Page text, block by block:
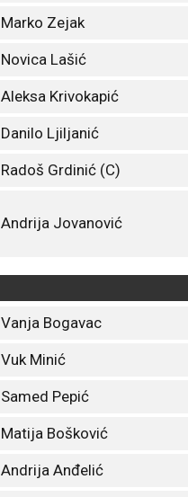
Marko Zejak
Novica Lašić
Aleksa Krivokapić
Danilo Ljiljanić
Radoš Grdinić (C)
Andrija Jovanović
Vanja Bogavac
Vuk Minić
Samed Pepić
Matija Bošković
Andrija Anđelić